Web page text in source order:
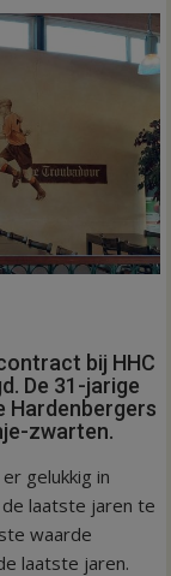
bij HHC
De 31-jarige
Hardenbergers
zwarten.
gelukkig in
de laatste jaren te
waarde
laatste jaren.